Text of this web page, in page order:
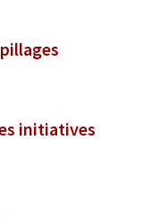
initiatives